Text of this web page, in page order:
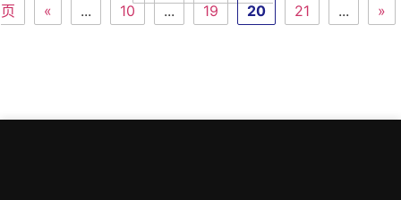
页
« ... 10 ... 19 20 21 ... »